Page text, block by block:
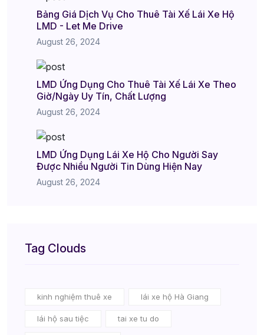
Bảng Giá Dịch Vụ Cho Thuê Tài Xế Lái Xe Hộ
LMD - Let Me Drive
August 26, 2024
LMD Ứng Dụng Cho Thuê Tài Xế Lái Xe Theo
Giờ/Ngày Uy Tín, Chất Lượng
August 26, 2024
LMD Ứng Dụng Lái Xe Hộ Cho Người Say
Được Nhiều Người Tin Dùng Hiện Nay
August 26, 2024
Tag Clouds
kinh nghiệm thuê xe lái xe hộ Hà Giang
lái hộ sau tiệc tai xe tu do